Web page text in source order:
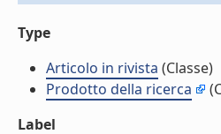
Type
Articolo in rivista (Classe)
Prodotto della ricerca
Label